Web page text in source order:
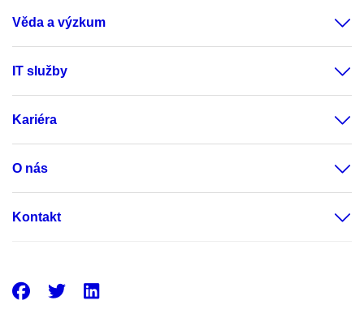
Věda a výzkum
IT služby
Kariéra
O nás
Kontakt
Facebook
Twitter
LinkedIn